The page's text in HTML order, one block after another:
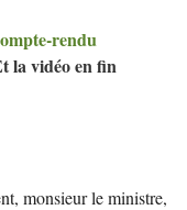
rendu
la vidéo en fin
monsieur le ministre,